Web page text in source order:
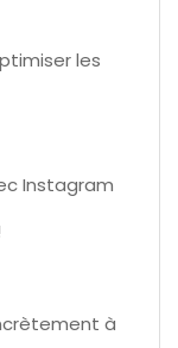
les
Instagram
à